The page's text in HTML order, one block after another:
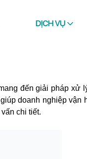
DỊCH VỤ
đến giải pháp xử
doanh nghiệp
chi tiết.